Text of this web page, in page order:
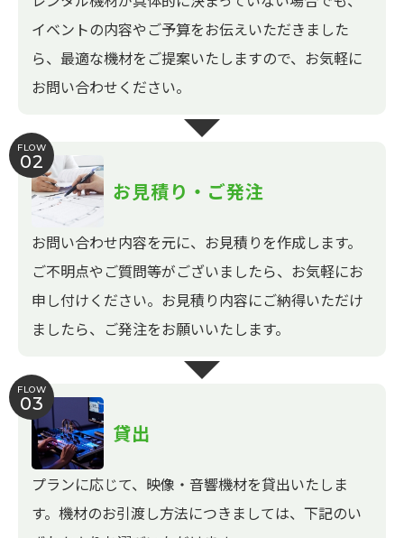
イベントの内容やご予算をお伝えいただきました
ら、最適な機材をご提案いたしますので、お気軽に
お問い合わせください。
FLOW
02
お見積り・ご発注
お問い合わせ内容を元に、お見積りを作成します。
ご不明点やご質問等がございましたら、お気軽にお
申し付けください。お見積り内容にご納得いただけ
ましたら、ご発注をお願いいたします。
FLOW
03
貸出
プランに応じて、映像・音響機材を貸出いたしま
す。機材のお引渡し方法につきましては、下記のい